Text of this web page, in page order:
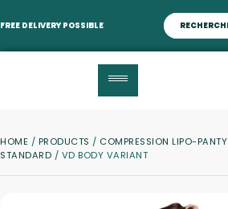
FREE DELIVERY POSSIBLE
HOME / PRODUCTS / COMPRESSION LIPO-PANTY
STANDARD / VD BODY VARIANT